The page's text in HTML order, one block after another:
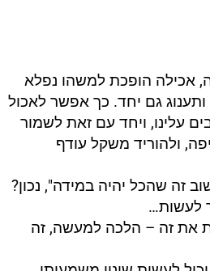
אכילה הופכת למשהו נפלא
גם יחד. כך אפשר לאכול
עלינו, ויחד עם זאת לשמור
ולהוריד משקל עודף
זה שהכל יהיה במידה", נכון?
לעשות…
את זה – הלכה למעשה, זה